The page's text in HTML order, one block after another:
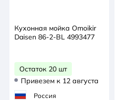
Кухонная мойка Omoikir
Daisen 86-2-BL 4993477
Остаток 20 шт
Привезем к 12 августа
Россия